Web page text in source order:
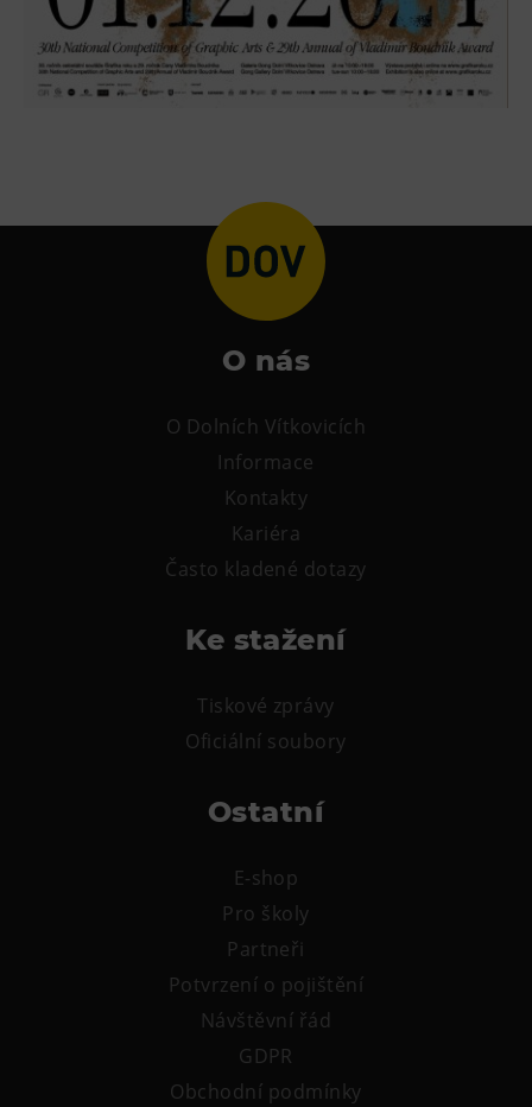
O nás
O Dolních Vítkovicích
Informace
Kontakty
Kariéra
Často kladené dotazy
Ke stažení
Tiskové zprávy
Oficiální soubory
Ostatní
E-shop
Pro školy
Partneři
Potvrzení o pojištění
Návštěvní řád
GDPR
Obchodní podmínky